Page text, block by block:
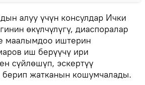
алуу үчүн консулдар Ички
өкүлчүлүгү, диаспоралар
маалымдоо иштерин
иш берүүчү ири
сүйлөшүп, эскертүү
берип жатканын кошумчалады.